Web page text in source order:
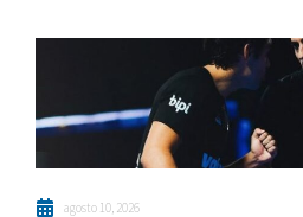
agosto 10, 2026